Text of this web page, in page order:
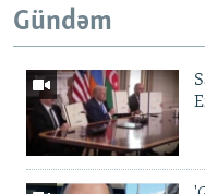
Gündəm